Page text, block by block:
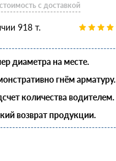
с доставкой
918 т.
диаметра на месте.
гнём арматуру.
количества водителем.
возврат продукции.